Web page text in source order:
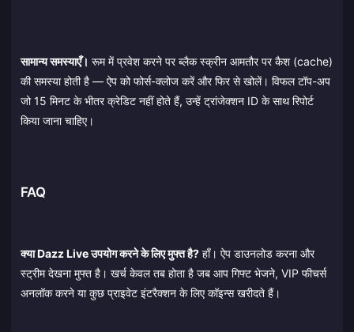
सामान्य समस्याएँ। रूम में प्रवेश करने पर ब्लैक स्क्रीन आमतौर पर कैश (cache)
की समस्या होती है — ऐप को फोर्स-क्लोज करें और फिर से खोलें। विफल टॉप-अप
जो 15 मिनट के भीतर क्रेडिट नहीं होते हैं, उन्हें ट्रांजेक्शन ID के साथ रिपोर्ट
किया जाना चाहिए।
FAQ
क्या Dazz Live उपयोग करने के लिए मुफ्त है? हाँ। ऐप डाउनलोड करना और
स्ट्रीम देखना मुफ्त है। खर्च केवल तब होता है जब आप गिफ्ट भेजने, VIP फीचर्स
अनलॉक करने या कुछ प्राइवेट इंटरैक्शन के लिए कॉइन्स खरीदते हैं।